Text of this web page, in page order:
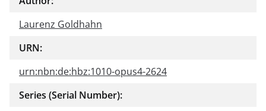
Laurenz Goldhahn
URN:
urn:nbn:de:hbz:1010-opus4-2624
Series (Serial Number):